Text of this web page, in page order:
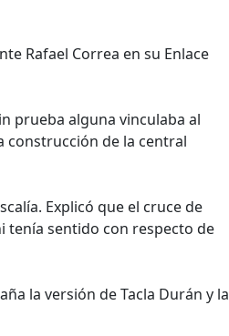
Rafael Correa en su Enlace
prueba alguna vinculaba al
construcción de la central
Explicó que el cruce de
tenía sentido con respecto de
la versión de Tacla Durán y la